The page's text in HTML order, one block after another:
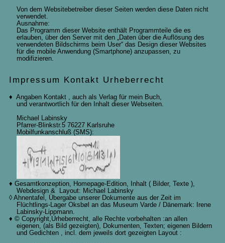
Von dem Websitebetreiber dieser Seiten werden diese Daten nicht
verwendet.
Ausnahme:
Das Programm dieser Website enthält Programmteile die es
erlauben, über den Server mit den „Daten über die Auflösung des
verwendeten Bildschirms beim User“ das Design dieser Websites
für die mobile Anwendung (Smartphone) anzupassen, zu
modifizieren.
Impressum Kontakt Urheberrecht
♦ Angaben Kontakt , auch als Verlag für mein Buch,
und verantwortlich für den Inhalt dieser Webseiten.
Michael Labinsky
Pfarrer-Blinkstr.5 76227 Karlsruhe
Mobilfunkanschluß (SMS):
♦ Gesamtkonzeption, Homepage-Edition, Inhalt ( Bilder, Texte ),
Webdesign & Layout: Michael Labinsky
◊ Ahnentafel, Übergabe unserer Dokumente aus der Zeit im
Flüchtlings-Lager Oksbøl an das Museum Varde / Dänemark: Irene
Labinsky-Lippmann.
♦ © Copyright,Urheberrecht, alle Rechte vorbehalten :an allen
eigenen, (als Bild gezeigten), Dokumenten, Texten; eigenen Bildern
und Gedichten , incl. dem jeweils dort gezeigten Layout :